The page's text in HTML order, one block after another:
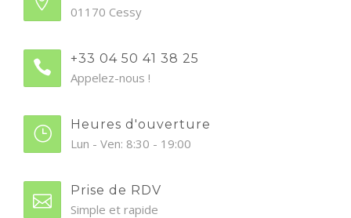
01170 Cessy
+33 04 50 41 38 25
Appelez-nous !
Heures d'ouverture
Lun - Ven: 8:30 - 19:00
Prise de RDV
Simple et rapide